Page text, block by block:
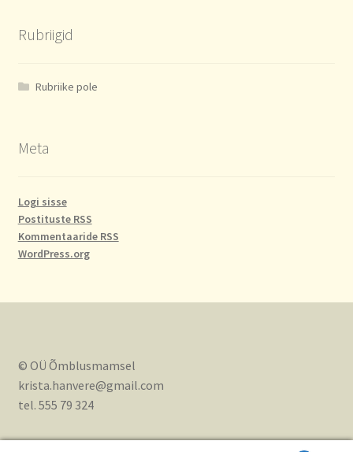
Rubriigid
Rubriike pole
Meta
Logi sisse
Postituste RSS
Kommentaaride RSS
WordPress.org
© OÜ Õmblusmamsel
krista.hanvere@gmail.com
tel. 555 79 324